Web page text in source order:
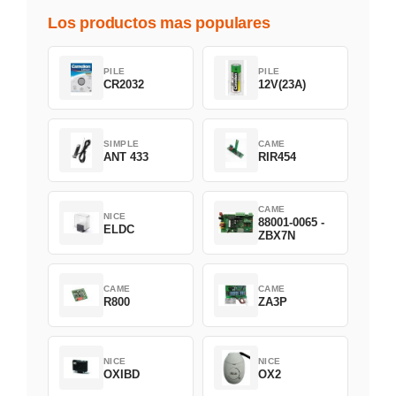
Los productos mas populares
PILE
CR2032
PILE
12V(23A)
SIMPLE
ANT 433
CAME
RIR454
NICE
ELDC
CAME
88001-0065 -
ZBX7N
CAME
R800
CAME
ZA3P
NICE
OXIBD
NICE
OX2